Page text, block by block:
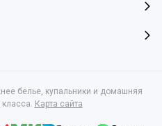
белье, купальники и домашняя
Карта сайта